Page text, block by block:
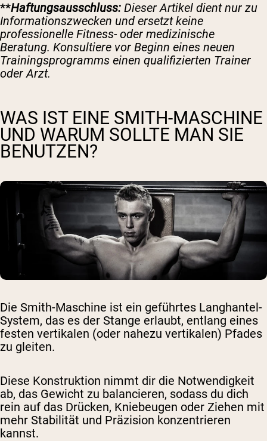
**Haftungsausschluss: Dieser Artikel dient nur zu
Informationszwecken und ersetzt keine
professionelle Fitness- oder medizinische
Beratung. Konsultiere vor Beginn eines neuen
Trainingsprogramms einen qualifizierten Trainer
oder Arzt.
WAS IST EINE SMITH-MASCHINE
UND WARUM SOLLTE MAN SIE
BENUTZEN?
Die Smith-Maschine ist ein geführtes Langhantel-
System, das es der Stange erlaubt, entlang eines
festen vertikalen (oder nahezu vertikalen) Pfades
zu gleiten.
Diese Konstruktion nimmt dir die Notwendigkeit
ab, das Gewicht zu balancieren, sodass du dich
rein auf das Drücken, Kniebeugen oder Ziehen mit
mehr Stabilität und Präzision konzentrieren
kannst.